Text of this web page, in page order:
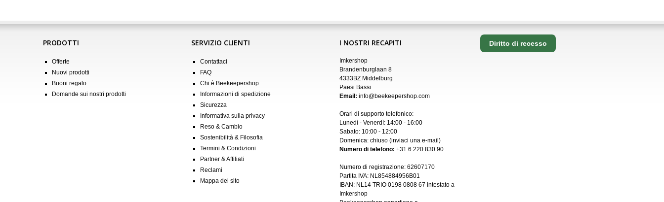
PRODOTTI
Offerte
Nuovi prodotti
Buoni regalo
Domande sui nostri prodotti
SERVIZIO CLIENTI
Contattaci
FAQ
Chi è Beekeepershop
Informazioni di spedizione
Sicurezza
Informativa sulla privacy
Reso & Cambio
Sostenibilità & Filosofia
Termini & Condizioni
Partner & Affiliati
Reclami
Mappa del sito
I NOSTRI RECAPITI
Imkershop
Brandenburglaan 8
4333BZ Middelburg
Paesi Bassi
Email: info@beekeepershop.com
Orari di supporto telefonico:
Lunedì - Venerdì: 14:00 - 16:00
Sabato: 10:00 - 12:00
Domenica: chiuso (inviaci una e-mail )
Numero di telefono: +31 6 220 830 90.
Numero di registrazione: 62607170
Partita IVA: NL854884956B01
IBAN: NL14 TRIO 0198 0808 67 intestato a
Imkershop
Diritto di recesso